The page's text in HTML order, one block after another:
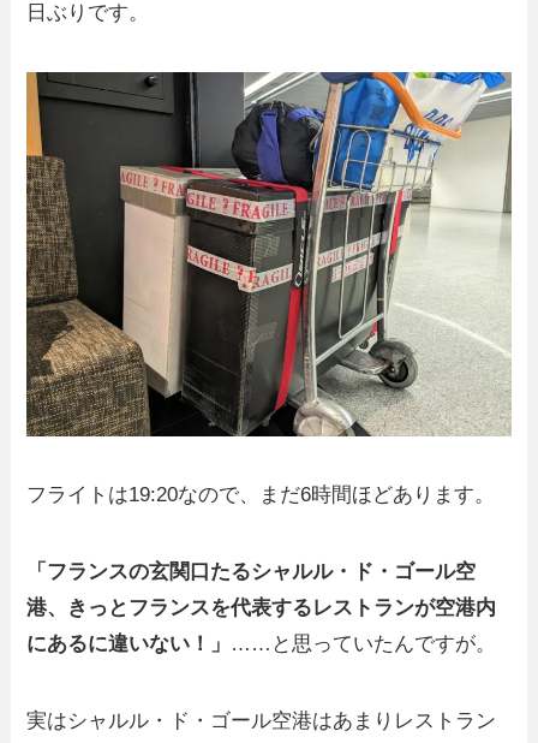
日ぶりです。
フライトは19:20なので、まだ6時間ほどあります。
「フランスの玄関口たるシャルル・ド・ゴール空
港、きっとフランスを代表するレストランが空港内
にあるに違いない！」 ……と思っていたんですが。
実はシャルル・ド・ゴール空港はあまりレストラン